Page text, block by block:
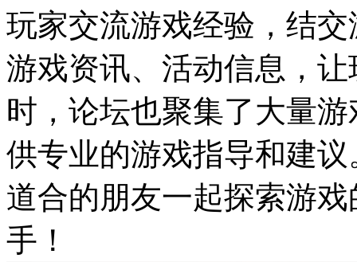
玩家交流游戏经验，结
游戏资讯、活动信息，
时，论坛也聚集了大量
供专业的游戏指导和建
道合的朋友一起探索游
手！